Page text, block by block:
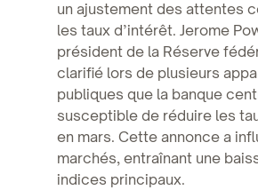
un ajustement des attentes
les taux d’intérêt. Jerome
président de la Réserve
clarifié lors de plusieurs
publiques que la banque
susceptible de réduire les
en mars. Cette annonce a
marchés, entraînant une
indices principaux.